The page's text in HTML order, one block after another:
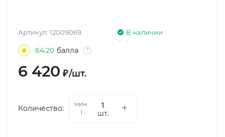
В наличии
Артикул: 12009069
64.20 балла ?
6 420 ₽/шт.
Количество:
мин.
1
шт.